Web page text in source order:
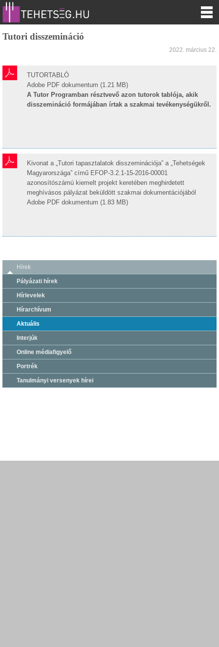
Tutori disszemináció
2022. március 22.
TUTORTABLÓ
Adobe PDF dokumentum (1.21 MB)
A Tutor Programban résztvevő azon tutorok tablója, akik
disszemináció formájában írtak a szakmai tevékenységükről.
Kivonat a „Tutori tapasztalatok disszeminációja” a „Tehetségek
Magyarországa” című EFOP-3.2.1-15-2016-00001
azonosítószámú kiemelt projekt keretében meghirdetett
meghívásos pályázat beküldött szakmai dokumentációjából
Adobe PDF dokumentum (1.83 MB)
Hírek
Pályázati hírek
Hírlevelek
Hírarchívum
Aktuális
Interjúk
Online médiafigyelő
Portrék
Tanulmányi versenyek hírei